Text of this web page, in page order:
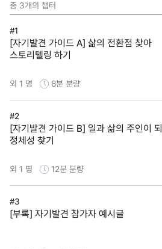
총 3개의 챕터
#1
[자기발견 가이드 A] 삶의 전환점 찾아
스토리텔링 하기
외 1 명 8분 분량
#2
[자기발견 가이드 B] 일과 삶의 주인이
정체성 찾기
외 1 명 12분 분량
#3
[부록] 자기발견 참가자 예시글